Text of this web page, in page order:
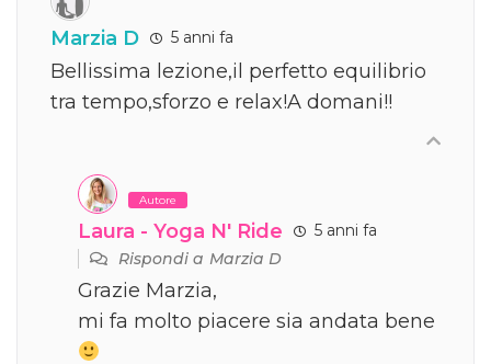
Marzia D 5 anni fa
Bellissima lezione,il perfetto equilibrio
tra tempo,sforzo e relax!A domani!!
Autore
Laura - Yoga N' Ride
5 anni fa
Rispondi aMarzia D
Grazie Marzia,
mi fa molto piacere sia andata bene